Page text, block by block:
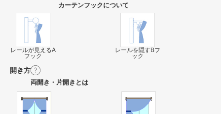
カーテンフックについて
レールが見えるA
フック
レールを隠すBフ
ック
開き方
両開き・片開きとは